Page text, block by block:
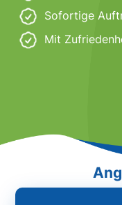
Sofortige
Mit